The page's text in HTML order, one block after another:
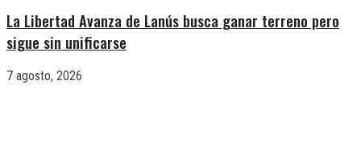
La Libertad Avanza de Lanús busca ganar terreno pero
sigue sin unificarse
7 agosto, 2026